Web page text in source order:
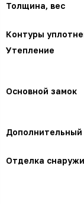
Толщина, вес
Контуры
Утепление
Основной замок
Дополнительный
Отделка снаружи